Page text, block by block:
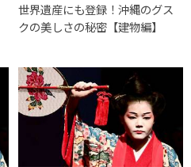
世界遺産にも登録！沖縄のグス
クの美しさの秘密【建物編】